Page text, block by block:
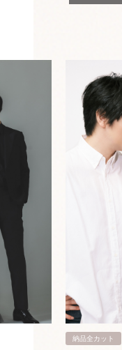
納品全カット